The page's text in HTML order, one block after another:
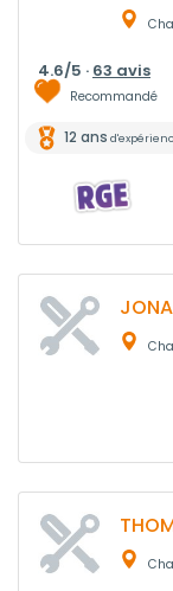
4.6/5 · 63 avis
Recommandé
12 ans